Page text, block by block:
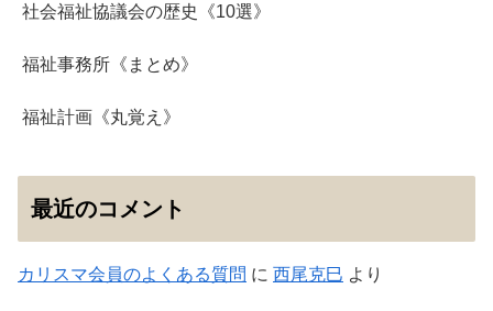
社会福祉協議会の歴史《10選》
福祉事務所《まとめ》
福祉計画《丸覚え》
最近のコメント
カリスマ会員のよくある質問 に 西尾克巳 より